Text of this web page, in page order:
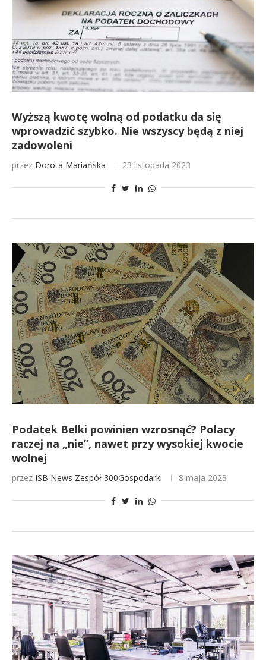
Wyższą kwotę wolną od podatku da się
wprowadzić szybko. Nie wszyscy będą z niej
zadowoleni
przez Dorota Mariańska 23 listopada 2023
Podatek Belki powinien wzrosnąć? Polacy
raczej na „nie”, nawet przy wysokiej kwocie
wolnej
przez ISB News Zespół 300Gospodarki 8 maja 2023